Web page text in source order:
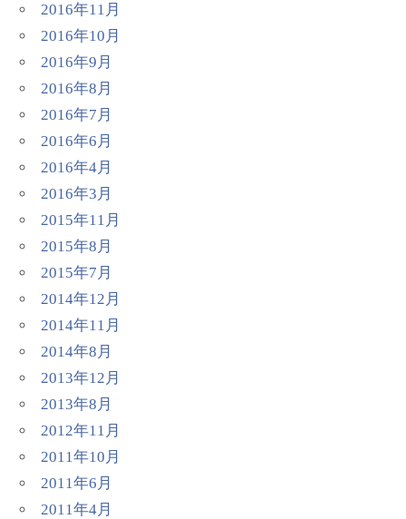
2016年11月
2016年10月
2016年9月
2016年8月
2016年7月
2016年6月
2016年4月
2016年3月
2015年11月
2015年8月
2015年7月
2014年12月
2014年11月
2014年8月
2013年12月
2013年8月
2012年11月
2011年10月
2011年6月
2011年4月